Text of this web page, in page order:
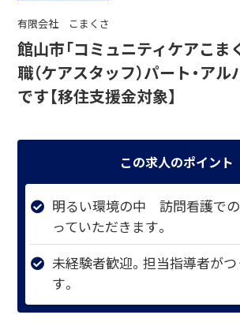
有限会社 こまくさ
館山市「コミュニティケアこま
職（ケアスタッフ）パート・ア
です【移住支援金対象】
この求人のポイント
明るい環境の中 訪問看護で
っていただきます。
未経験者歓迎。担当指導者が
す。